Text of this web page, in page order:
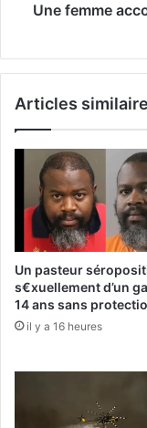
Une femme
Articles
Un pasteur
s€xuellement d’un
14 ans sans
il y a 16 heures